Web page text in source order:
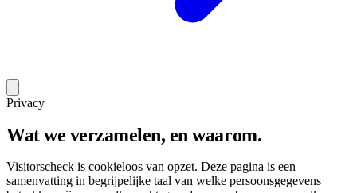
Privacy
Wat we verzamelen, en waarom.
Visitorscheck is cookieloos van opzet. Deze pagina is een
samenvatting in begrijpelijke taal van welke persoonsgegevens